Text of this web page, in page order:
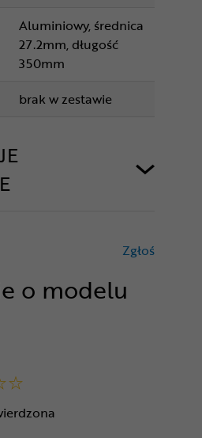
Aluminiowy, średnica
27.2mm, długość
350mm
brak w zestawie
o modelu
Zgłoś